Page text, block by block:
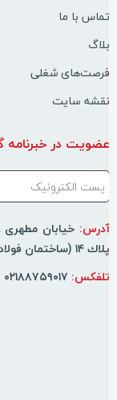
با ما
شغلی
سایت
در خبرنامه
خیابان مطهری ،
(ساختمان فولاد)، طبقه سوم
۰۲۱۸۸۷۵۹۰۱۷ - ۰۲۱۸۸۷۵۰۲۲۹ - ۰۲۱۸۸۷۵۸۳۴۹